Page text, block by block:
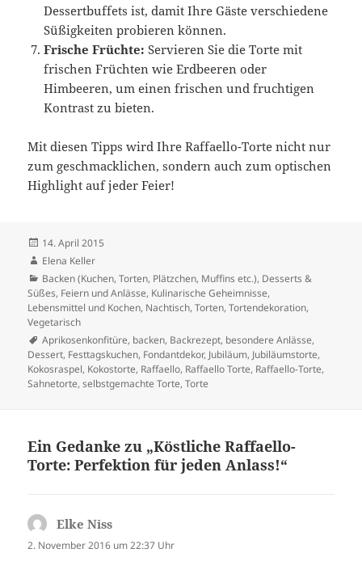
Dessertbuffets ist, damit Ihre Gäste verschiedene
Süßigkeiten probieren können.
Frische Früchte: Servieren Sie die Torte mit
frischen Früchten wie Erdbeeren oder
Himbeeren, um einen frischen und fruchtigen
Kontrast zu bieten.
Mit diesen Tipps wird Ihre Raffaello-Torte nicht nur
zum geschmacklichen, sondern auch zum optischen
Highlight auf jeder Feier!
Veröffentlicht
am
14. April 2015
Autor
Elena Keller
Kategorien
Backen (Kuchen, Torten, Plätzchen, Muffins etc.), Desserts &
Süßes, Feiern und Anlässe, Kulinarische Geheimnisse,
Lebensmittel und Kochen, Nachtisch,Torten,Tortendekoration,
Vegetarisch
Schlagwörter
Aprikosenkonfitüre, backen, Backrezept, besondere Anlässe,
Dessert, Festtagskuchen, Fondantdekor, Jubiläum, Jubiläumstorte,
Kokosraspel, Kokostorte, Raffaello, Raffaello Torte, Raffaello-Torte,
Sahnetorte,selbstgemachte Torte,Torte
Ein Gedanke zu „Köstliche Raffaello-
Torte: Perfektion für jeden Anlass!“
Elke Niss
2. November 2016 um 22:37 Uhr